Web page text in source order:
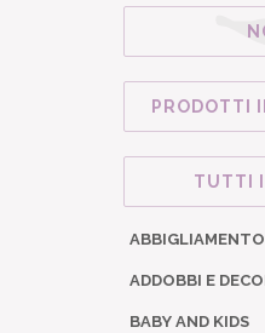
PRODOTTI
TUTTI I
ADDOBBI E
BABY AND KIDS